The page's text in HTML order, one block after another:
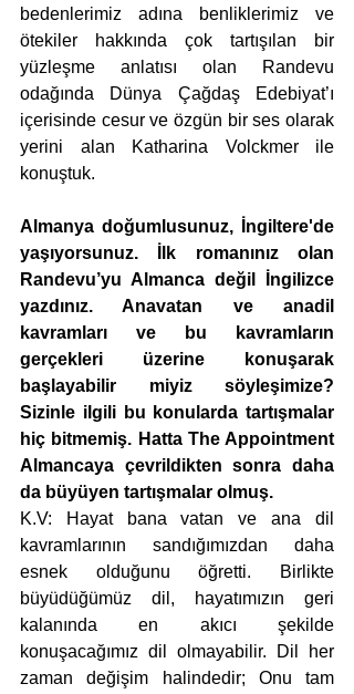
bedenlerimiz adına benliklerimiz ve
ötekiler hakkında çok tartışılan bir
yüzleşme anlatısı olan Randevu
odağında Dünya Çağdaş Edebiyat’ı
içerisinde cesur ve özgün bir ses olarak
yerini alan Katharina Volckmer ile
konuştuk.
Almanya doğumlusunuz, İngiltere'de
yaşıyorsunuz. İlk romanınız olan
Randevu’yu Almanca değil İngilizce
yazdınız. Anavatan ve anadil
kavramları ve bu kavramların
gerçekleri üzerine konuşarak
başlayabilir miyiz söyleşimize?
Sizinle ilgili bu konularda tartışmalar
hiç bitmemiş. Hatta The Appointment
Almancaya çevrildikten sonra daha
da büyüyen tartışmalar olmuş.
K.V: Hayat bana vatan ve ana dil
kavramlarının sandığımızdan daha
esnek olduğunu öğretti. Birlikte
büyüdüğümüz dil, hayatımızın geri
kalanında en akıcı şekilde
konuşacağımız dil olmayabilir. Dil her
zaman değişim halindedir; Onu tam